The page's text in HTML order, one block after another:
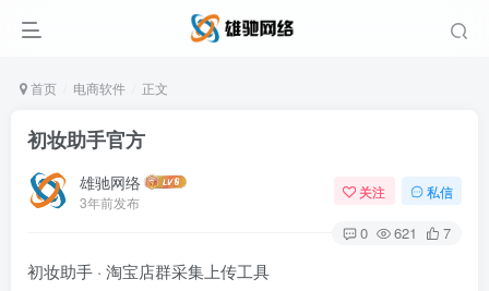
首页 电商软件 正文
初妆助手官方
雄驰网络
3年前发布
关注 私信
0 621 7
初妆助手 · 淘宝店群采集上传工具